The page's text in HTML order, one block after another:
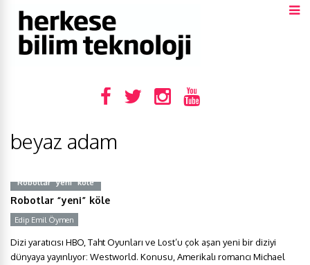
beyaz adam
Robotlar “yeni” köle
Robotlar “yeni” köle
Edip Emil Öymen
Dizi yaratıcısı HBO, Taht Oyunları ve Lost’u çok aşan yeni bir diziyi
dünyaya yayınlıyor: Westworld. Konusu, Amerikalı romancı Michael